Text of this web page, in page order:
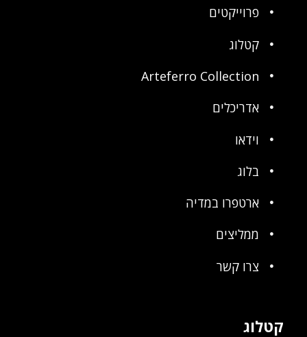
פרוייקטים
קטלוג
Arteferro Collection
אדריכלים
וידאו
בלוג
ארטפרו במדיה
ממליצים
צרו קשר
קטלוג